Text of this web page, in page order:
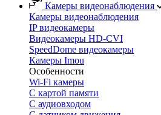
Камеры видеонаблюдения
Камеры видеонаблюдения
IP видеокамеры
Видеокамеры HD-CVI
SpeedDome видеокамеры
Камеры Imou
Особенности
Wi-Fi камеры
С картой памяти
С аудиовходом